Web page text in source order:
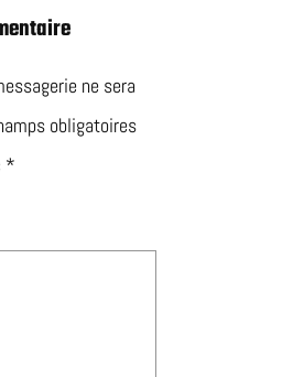
ne sera
obligatoires
*